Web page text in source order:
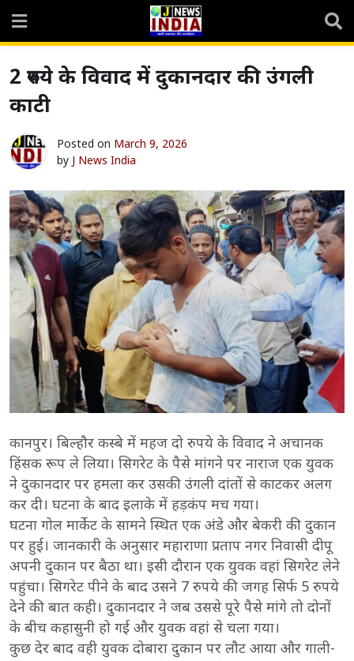
content
2 रुपये के विवाद में दुकानदार की उंगली
काटी
Posted on March 9, 2026
by J News India
कानपुर। बिल्हौर कस्बे में महज दो रुपये के विवाद ने अचानक
हिंसक रूप ले लिया। सिगरेट के पैसे मांगने पर नाराज एक युवक
ने दुकानदार पर हमला कर उसकी उंगली दांतों से काटकर अलग
कर दी। घटना के बाद इलाके में हड़कंप मच गया।
घटना गोल मार्केट के सामने स्थित एक अंडे और बेकरी की दुकान
पर हुई। जानकारी के अनुसार महाराणा प्रताप नगर निवासी दीपू
अपनी दुकान पर बैठा था। इसी दौरान एक युवक वहां सिगरेट लेने
पहुंचा। सिगरेट पीने के बाद उसने 7 रुपये की जगह सिर्फ 5 रुपये
देने की बात कही। दुकानदार ने जब उससे पूरे पैसे मांगे तो दोनों
के बीच कहासुनी हो गई और युवक वहां से चला गया।
कुछ देर बाद वही युवक दोबारा दुकान पर लौट आया और गाली-